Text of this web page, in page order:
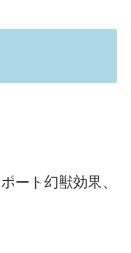
ート幻獣効果、